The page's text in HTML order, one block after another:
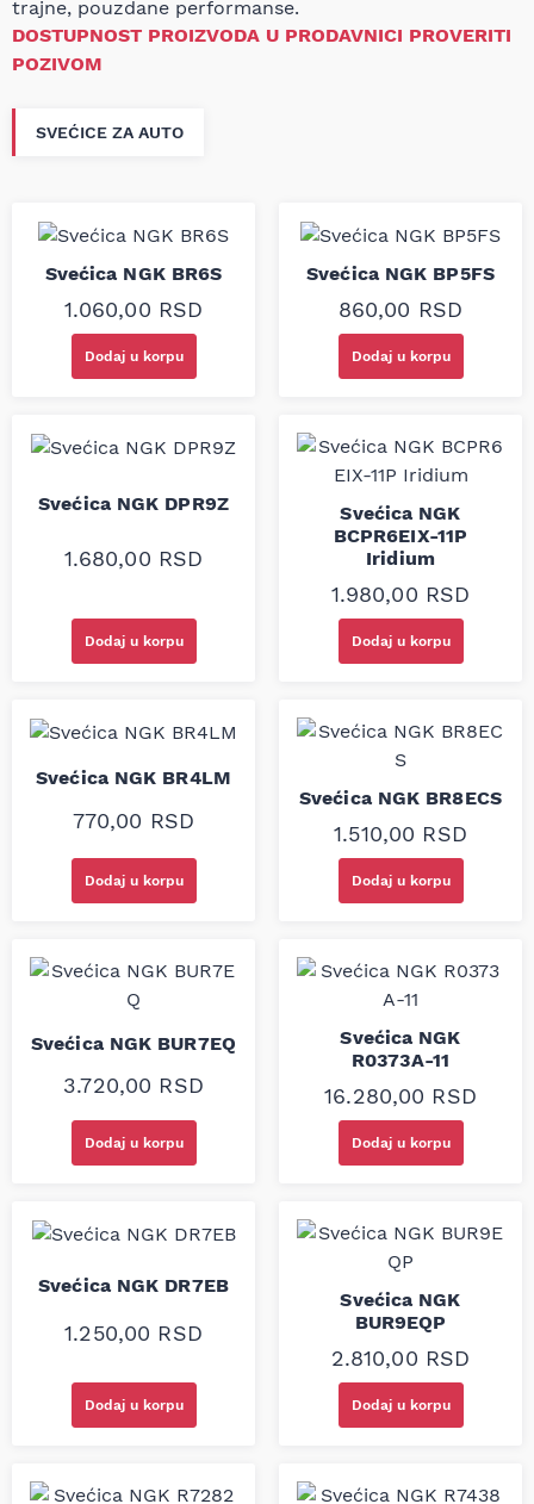
trajne, pouzdane performanse.
DOSTUPNOST PROIZVODA U PRODAVNICI PROVERITI
POZIVOM
SVEĆICE ZA AUTO
Svećica NGK BR6S
1.060,00 RSD
Dodaj u korpu
Svećica NGK BP5FS
860,00 RSD
Dodaj u korpu
Svećica NGK DPR9Z
1.680,00 RSD
Dodaj u korpu
Svećica NGK
BCPR6EIX-11P
Iridium
1.980,00 RSD
Dodaj u korpu
Svećica NGK BR4LM
770,00 RSD
Dodaj u korpu
Svećica NGK BR8ECS
1.510,00 RSD
Dodaj u korpu
Svećica NGK BUR7EQ
3.720,00 RSD
Dodaj u korpu
Svećica NGK
R0373A-11
16.280,00 RSD
Dodaj u korpu
Svećica NGK DR7EB
1.250,00 RSD
Dodaj u korpu
Svećica NGK
BUR9EQP
2.810,00 RSD
Dodaj u korpu